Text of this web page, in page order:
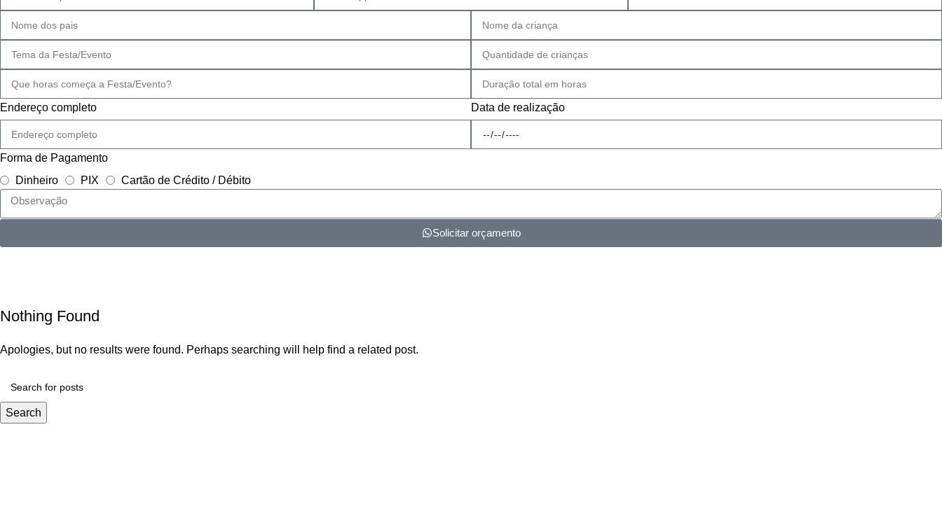
Endereço completo Data de realização
Forma de Pagamento
Dinheiro
PIX Cartão de Crédito / Débito
Solicitar orçamento
Nothing Found
Apologies, but no results were found. Perhaps searching will help find a related post.
Search